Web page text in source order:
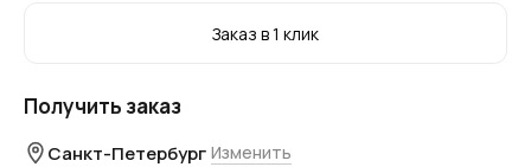
Заказ в 1 клик
Получить заказ
Санкт-Петербург Изменить